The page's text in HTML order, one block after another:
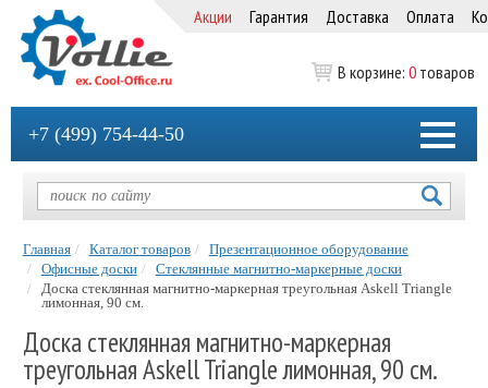
Акции Гарантия Доставка Оплата
В корзине: 0 товаров
+7 (499) 754-44-50
Главная Каталог товаров
Презентационное оборудование
Офисные доски
Стеклянные магнитно-маркерные доски
Доска стеклянная магнитно-маркерная треугольная Askell Triangle
лимонная, 90 см.
Доска стеклянная магнитно-маркерная
треугольная Askell Triangle лимонная, 90 см.